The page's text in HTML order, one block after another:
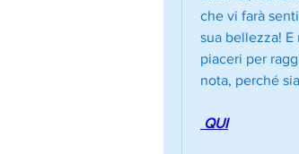
che vi farà
sua bellezza!
piaceri per
nota, perché
QUI